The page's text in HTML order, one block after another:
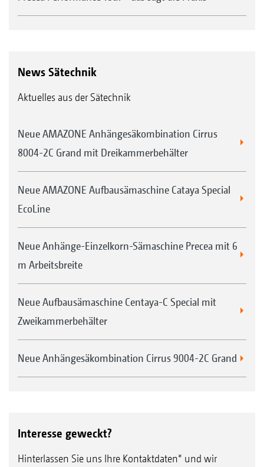
News Sätechnik
Aktuelles aus der Sätechnik
Neue AMAZONE Anhängesäkombination Cirrus
8004-2C Grand mit Dreikammerbehälter
Neue AMAZONE Aufbausämaschine Cataya Special
EcoLine
Neue Anhänge-Einzelkorn-Sämaschine Precea mit 6
m Arbeitsbreite
Neue Aufbausämaschine Centaya-C Special mit
Zweikammerbehälter
Neue Anhängesäkombination Cirrus 9004-2C Grand
Interesse geweckt?
Hinterlassen Sie uns Ihre Kontaktdaten* und wir